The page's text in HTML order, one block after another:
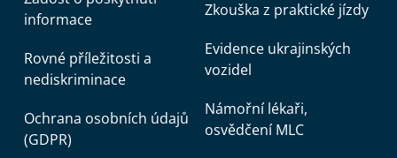
informace
Rovné příležitosti a
nediskriminace
Ochrana osobních údajů
(GDPR)
Zkouška z praktické jízdy
Evidence ukrajinských
vozidel
Námořní lékaři,
osvědčení MLC